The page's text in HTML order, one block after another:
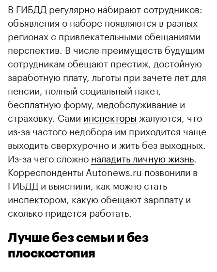
В ГИБДД регулярно набирают сотрудников:
объявления о наборе появляются в разных
регионах с привлекательными обещаниями
перспектив. В числе преимуществ будущим
сотрудникам обещают престиж, достойную
заработную плату, льготы при зачете лет для
пенсии, полный социальный пакет,
бесплатную форму, медобслуживание и
страховку. Сами инспекторы жалуются, что
из-за частого недобора им приходится чаще
выходить сверхурочно и жить без выходных.
Из-за чего сложно наладить личную жизнь
Корреспонденты Autonews.ru позвонили в
ГИБДД и выяснили, как можно стать
инспектором, какую обещают зарплату и
сколько придется работать.
Лучше без семьи и без
плоскостопия